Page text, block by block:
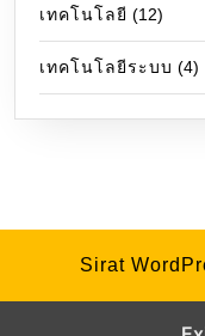
เทคโนโลยี (12)
เทคโนโลยีระบบ (4)
Sirat